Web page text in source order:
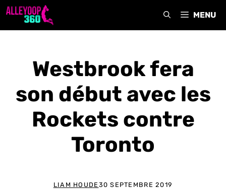
Aller
MENU
Westbrook fera
son début avec les
Rockets contre
Toronto
LIAM HOUDE 30 SEPTEMBRE 2019